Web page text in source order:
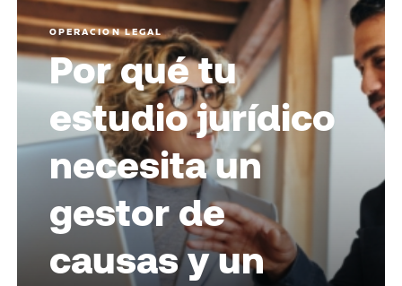
OPERACION LEGAL
Por qué tu
estudio jurídico
necesita un
gestor de
causas y un